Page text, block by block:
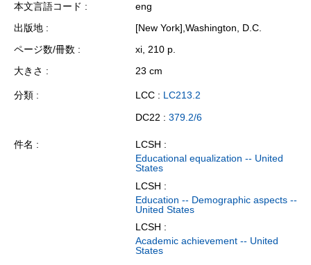
本文言語コード
eng
出版地
[New York],Washington, D.C.
ページ数/冊数
xi, 210 p.
大きさ
23 cm
分類 LCC : LC213.2
DC22 : 379.2/6
件名
LCSH :
Educational equalization -- United
States
LCSH :
Education -- Demographic aspects --
United States
LCSH :
Academic achievement -- United
States